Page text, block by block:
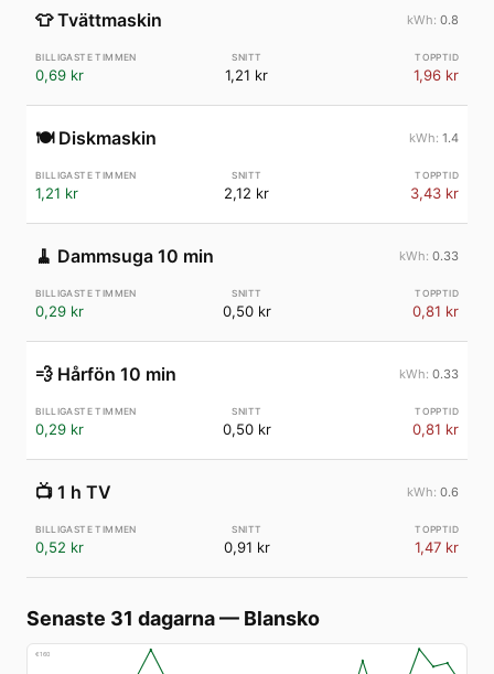
👕 Tvättmaskin 0.8
0,69 kr 1,21 kr 1,96 kr
🍽️ Diskmaskin 1.4
1,21 kr 2,12 kr 3,43 kr
🧹 Dammsuga 10 min 0.33
0,29 kr 0,50 kr 0,81 kr
💨 Hårfön 10 min 0.33
0,29 kr 0,50 kr 0,81 kr
📺 1 h TV 0.6
0,52 kr 0,91 kr 1,47 kr
Senaste 31 dagarna— Blansko
€160